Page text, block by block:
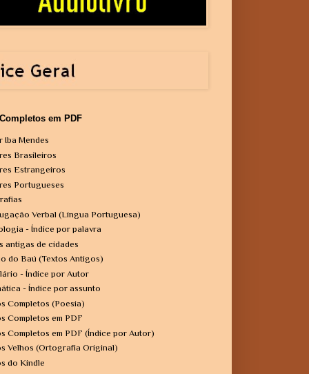
em PDF
Iba Mendes
Brasileiros
Estrangeiros
Portugueses
Verbal (Língua Portuguesa)
- Índice por palavra
antigas de cidades
do Baú (Textos Antigos)
- Índice por Autor
- Índice por assunto
Completos (Poesia)
Completos em PDF
Completos em PDF (Índice por Autor)
Velhos (Ortografia Original)
do Kindle